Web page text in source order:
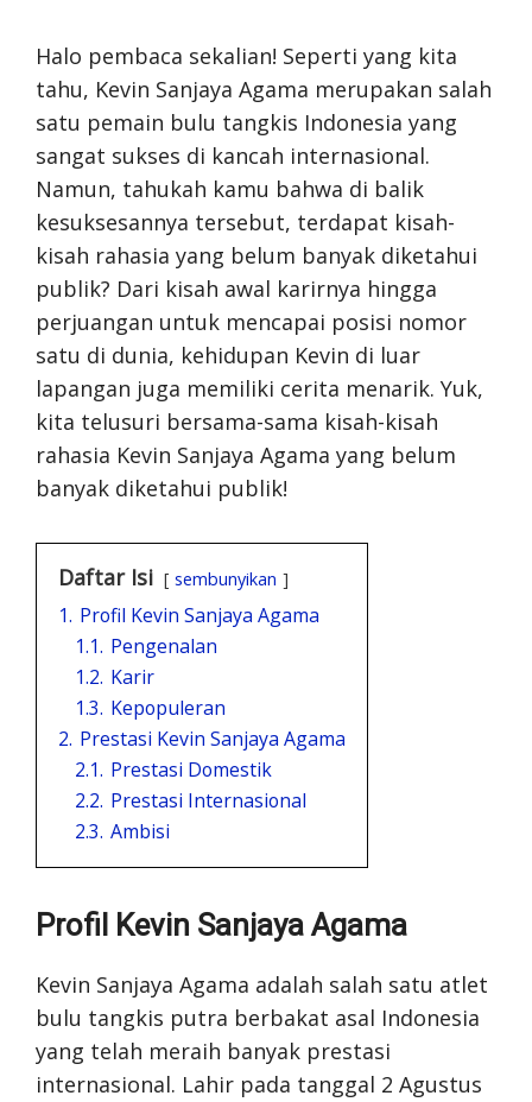
Halo pembaca sekalian! Seperti yang kita
tahu, Kevin Sanjaya Agama merupakan salah
satu pemain bulu tangkis Indonesia yang
sangat sukses di kancah internasional.
Namun, tahukah kamu bahwa di balik
kesuksesannya tersebut, terdapat kisah-
kisah rahasia yang belum banyak diketahui
publik? Dari kisah awal karirnya hingga
perjuangan untuk mencapai posisi nomor
satu di dunia, kehidupan Kevin di luar
lapangan juga memiliki cerita menarik. Yuk,
kita telusuri bersama-sama kisah-kisah
rahasia Kevin Sanjaya Agama yang belum
banyak diketahui publik!
Daftar Isi sembunyikan
1. Profil Kevin Sanjaya Agama
1.1. Pengenalan
1.2. Karir
1.3. Kepopuleran
2. Prestasi Kevin Sanjaya Agama
2.1. Prestasi Domestik
2.2. Prestasi Internasional
2.3. Ambisi
Profil Kevin Sanjaya Agama
Kevin Sanjaya Agama adalah salah satu atlet
bulu tangkis putra berbakat asal Indonesia
yang telah meraih banyak prestasi
internasional. Lahir pada tanggal 2 Agustus